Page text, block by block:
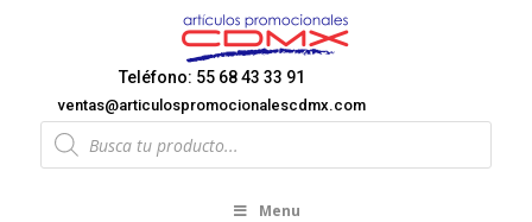
Teléfono: 55 68 43 33 91
ventas@articulospromocionalescdmx.com
Products
search
Menu